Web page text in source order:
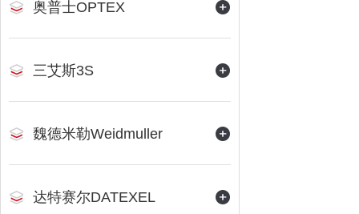
奥普士OPTEX
三艾斯3S
魏德米勒Weidmuller
达特赛尔DATEXEL